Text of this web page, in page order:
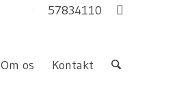
57834110
Om os Kontakt